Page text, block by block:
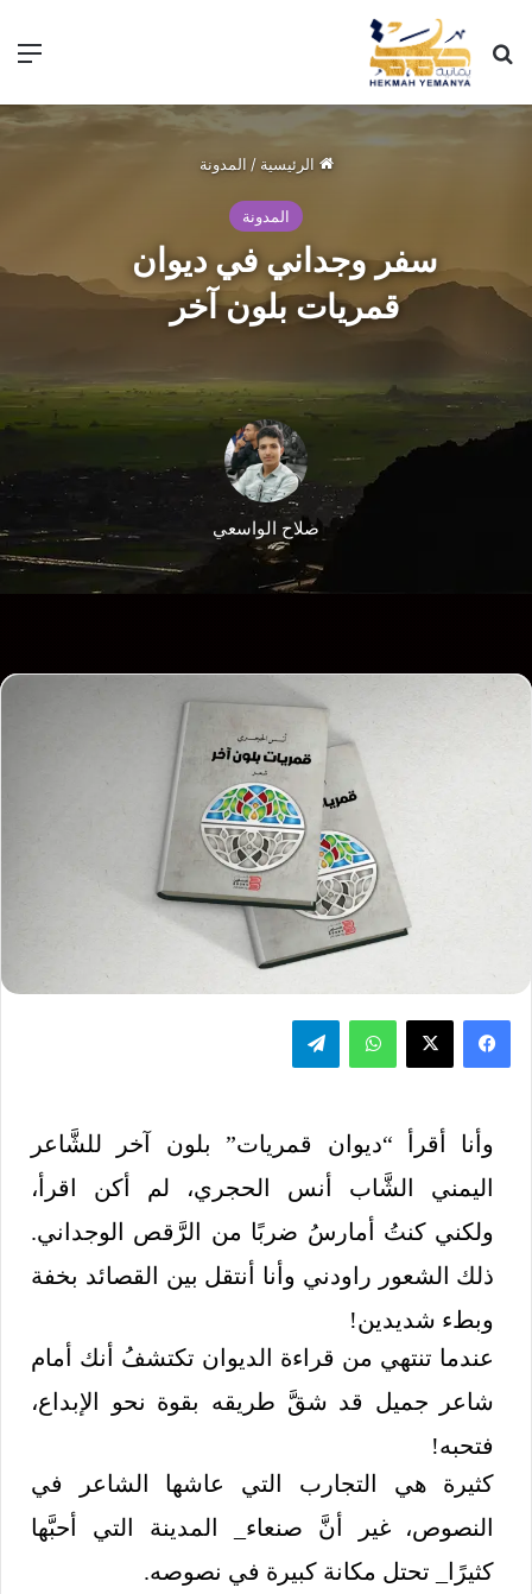
الرئيسية / المدونة
المدونة
سفر وجداني في ديوان
قمريات بلون آخر
صلاح الواسعي
وأنا أقرأ “ديوان قمريات” بلون آخر للشَّاعر
اليمني الشَّاب أنس الحجري، لم أكن اقرأ،
ولكني كنتُ أمارسُ ضربًا من الرَّقص الوجداني.
ذلك الشعور راودني وأنا أنتقل بين القصائد بخفة
وبطء شديدين!
عندما تنتهي من قراءة الديوان تكتشفُ أنك أمام
شاعر جميل قد شقَّ طريقه بقوة نحو الإبداع،
فتحبه!
كثيرة هي التجارب التي عاشها الشاعر في
النصوص، غير أنَّ صنعاء_ المدينة التي أحبَّها
كثيرًا_ تحتل مكانة كبيرة في نصوصه.